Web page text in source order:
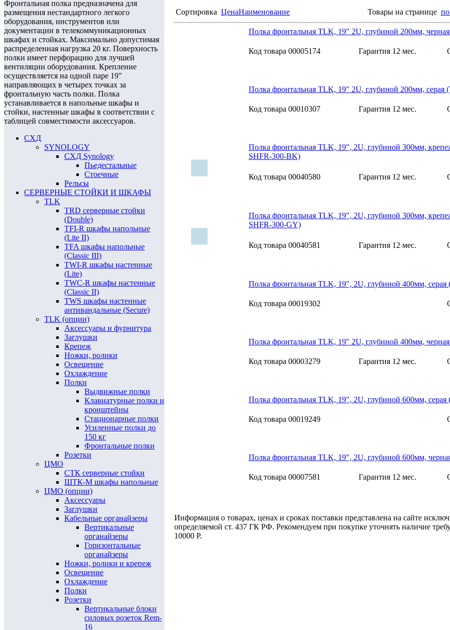
Фронтальная полка предназначена для
размещения нестандартного легкого
оборудования, инструментов или
документации в телекоммуникационных
шкафах и стойках. Максимально допустимая
распределенная нагрузка 20 кг. Поверхность
полки имеет перфорацию для лучшей
вентиляции оборудования. Крепление
осуществляется на одной паре 19"
направляющих в четырех точках за
фронтальную часть полки. Полка
устанавливается в напольные шкафы и
стойки, настенные шкафы в соответствии с
таблицей совместимости аксессуаров.
СХД
SYNOLOGY
СХД Synology
Пьедестальные
Стоечные
Рельсы
СЕРВЕРНЫЕ СТОЙКИ И ШКАФЫ
TLK
TRD серверные стойки
(Double)
TFI-R шкафы напольные
(Lite II)
TFA шкафы напольные
(Classic III)
TWI-R шкафы настенные
(Lite)
TWC-R шкафы настенные
(Classic II)
TWS шкафы настенные
антивандальные (Secure)
TLK (опции)
Аксессуары и фурнитура
Заглушки
Крепеж
Ножки, ролики
Освещение
Охлаждение
Полки
Выдвижные полки
Клавиатурные полки и
кронштейны
Стационарные полки
Усиленные полки до
150 кг
Фронтальные полки
Розетки
ЦМО
СТК серверные стойки
ШТК-М шкафы напольные
ЦМО (опции)
Аксессуары
Заглушки
Кабельные органайзеры
Вертикальные
органайзеры
Горизонтальные
органайзеры
Ножки, ролики и крепеж
Освещение
Охлаждение
Полки
Розетки
Вертикальные блоки
силовых розеток Rem-
16
Сортировка ЦенаНаименование Товары на странице
Полка фронтальная TLK, 19" 2U, глубиной 200мм,
Код товара 00005174 Гарантия 12 мес.
Полка фронтальная TLK, 19" 2U, глубиной 200мм,
Код товара 00010307 Гарантия 12 мес.
Полка фронтальная TLK, 19", 2U, глубиной 300мм,
SHFR-300-BK)
Код товара 00040580 Гарантия 12 мес.
Полка фронтальная TLK, 19", 2U, глубиной 300мм,
SHFR-300-GY)
Код товара 00040581 Гарантия 12 мес.
Полка фронтальная TLK, 19", 2U, глубиной 400мм,
Код товара 00019302
Полка фронтальная TLK, 19" 2U, глубиной 400мм,
Код товара 00003279 Гарантия 12 мес.
Полка фронтальная TLK, 19", 2U, глубиной 600мм,
Код товара 00019249
Полка фронтальная TLK, 19", 2U, глубиной 600мм,
Код товара 00007581 Гарантия 12 мес.
Информация о товарах, ценах и сроках поставки представлена на сайте
определяемой ст. 437 ГК РФ. Рекомендуем при покупке уточнять
10000 Р.